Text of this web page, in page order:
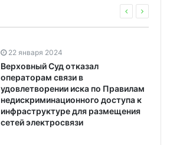
22 января 2024
Верховный Суд отказал
операторам связи в
удовлетворении иска по Правилам
недискриминационного доступа к
инфраструктуре для размещения
сетей электросвязи